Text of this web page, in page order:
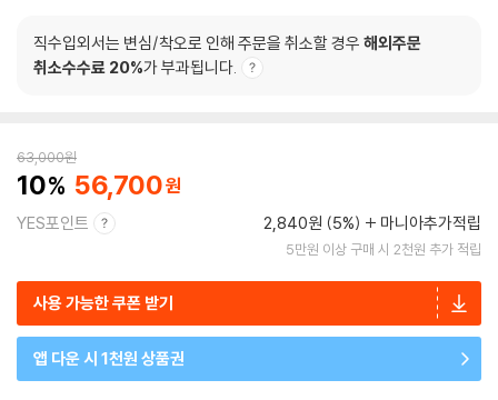
직수입외서는 변심/착오로 인해 주문을 취소할 경우 해외주문
취소수수료 20%가 부과됩니다.
63,000원
10 56,700
YES포인트 2,840원 (5%) 마니아추가적립
5만원 이상 구매 시 2천원 추가 적립
사용 가능한 쿠폰 받기
앱 다운 시 1천원 상품권